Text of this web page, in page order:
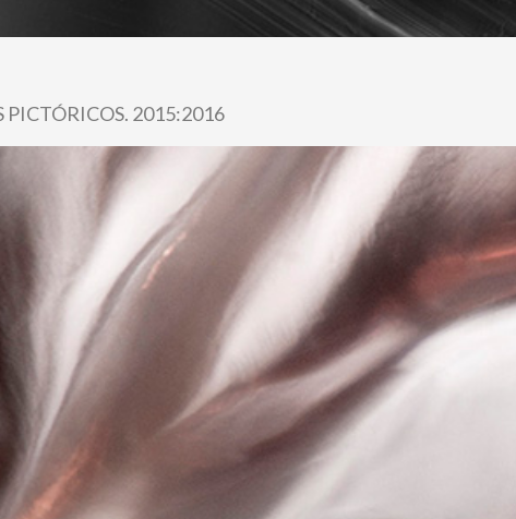
PICTÓRICOS. 2015:2016